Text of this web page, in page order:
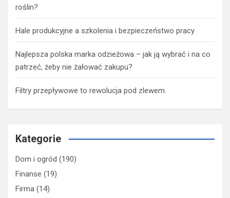
roślin?
Hale produkcyjne a szkolenia i bezpieczeństwo pracy
Najlepsza polska marka odzieżowa – jak ją wybrać i na co
patrzeć, żeby nie żałować zakupu?
Filtry przepływowe to rewolucja pod zlewem.
Kategorie
Dom i ogród (190)
Finanse (19)
Firma (14)